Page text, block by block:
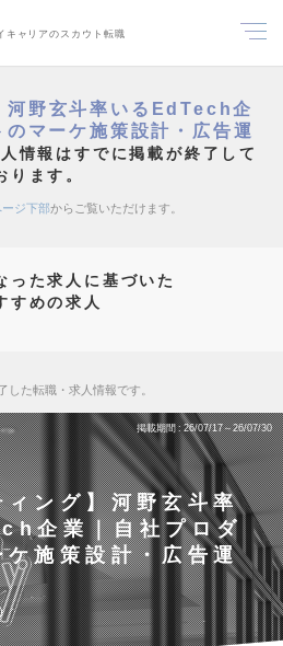
キャリアのスカウト転職
河野玄斗率いるEdTech企
マーケ施策設計・広告運
情報はすでに掲載が終了して
ります。
ージ下部からご覧いただけます。
った求人に基づいた
すめの求人
した転職・求人情報です。
掲載期間 26/07/17～26/07/30
ィング】河野玄斗率
企業｜自社プロダ
ケ施策設計・広告運